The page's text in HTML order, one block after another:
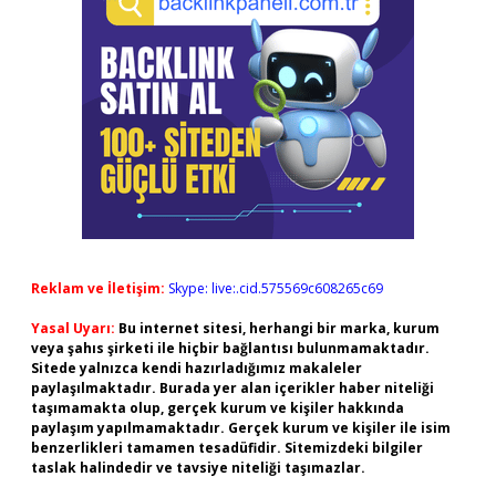
Reklam ve İletişim: Skype: live:.cid.575569c608265c69
Yasal Uyarı: Bu internet sitesi, herhangi bir marka, kurum
veya şahıs şirketi ile hiçbir bağlantısı bulunmamaktadır.
Sitede yalnızca kendi hazırladığımız makaleler
paylaşılmaktadır. Burada yer alan içerikler haber niteliği
taşımamakta olup, gerçek kurum ve kişiler hakkında
paylaşım yapılmamaktadır. Gerçek kurum ve kişiler ile isim
benzerlikleri tamamen tesadüfidir. Sitemizdeki bilgiler
taslak halindedir ve tavsiye niteliği taşımazlar.